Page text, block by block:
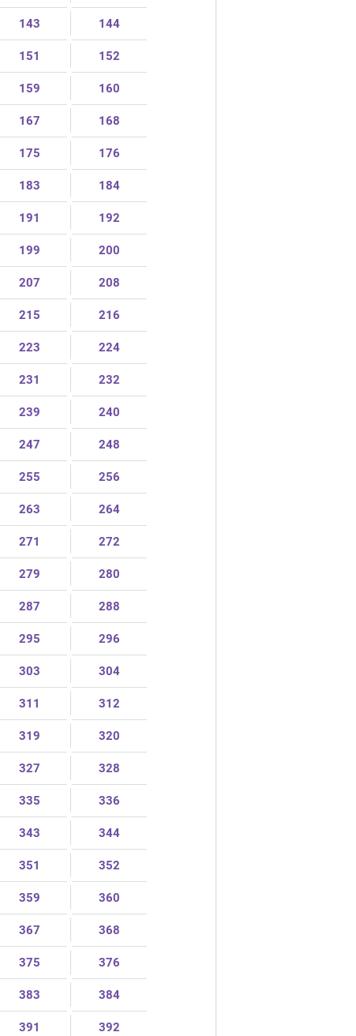
143 144
151 152
159 160
167 168
175 176
183 184
191 192
199 200
207 208
215 216
223 224
231 232
239 240
247 248
255 256
263 264
271 272
279 280
287 288
295 296
303 304
311 312
319 320
327 328
335 336
343 344
351 352
359 360
367 368
375 376
383 384
391 392